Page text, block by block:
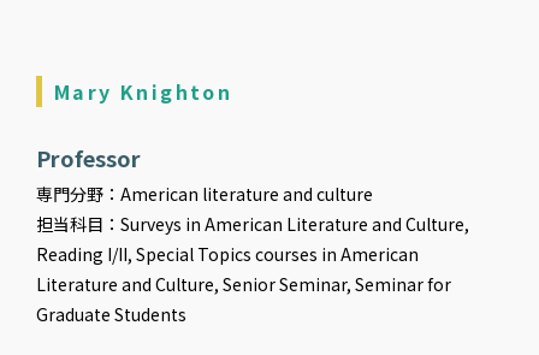
Mary Knighton
Professor
専門分野：American literature and culture
担当科目：Surveys in American Literature and Culture,
Reading I/II, Special Topics courses in American
Literature and Culture, Senior Seminar, Seminar for
Graduate Students